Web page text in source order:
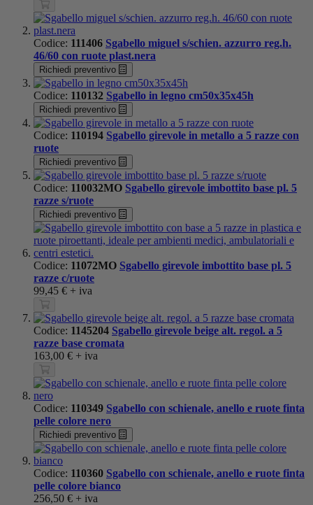
Codice: 111406 Sgabello miguel s/schien. azzurro reg.h.
46/60 con ruote plast.nera
Richiedi preventivo
Codice: 110132 Sgabello in legno cm50x35x45h
Richiedi preventivo
Codice: 110194 Sgabello girevole in metallo a 5 razze con
ruote
Richiedi preventivo
Codice: 110032MO Sgabello girevole imbottito base pl. 5
razze s/ruote
Richiedi preventivo
Codice: 11072MO Sgabello girevole imbottito base pl. 5
razze c/ruote
99,45 € + iva
Codice: 1145204 Sgabello girevole beige alt. regol. a 5
razze base cromata
163,00 € + iva
Codice: 110349 Sgabello con schienale, anello e ruote finta
pelle colore nero
Richiedi preventivo
Codice: 110360 Sgabello con schienale, anello e ruote finta
pelle colore bianco
256,50 € + iva